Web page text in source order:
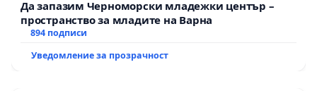
Да запазим Черноморски младежки център –
пространство за младите на Варна
894 подписи
Уведомление за прозрачност